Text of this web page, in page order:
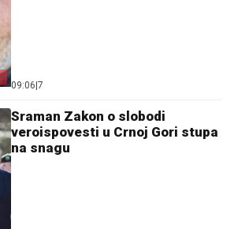
09:06 7
Sraman Zakon o slobodi
veroispovesti u Crnoj Gori stupa
na snagu